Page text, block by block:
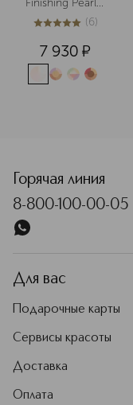
Finishing Pearls
of Powder
Пудра для лица
5из 56 (6)
7 930 ¤
Горячая линия
8-800-100-00-05
Для вас
Подарочные карты
Сервисы красоты
Доставка
Оплата